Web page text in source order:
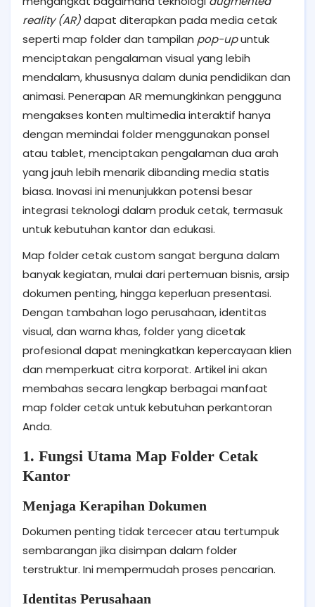
reality (AR)dapat diterapkan pada media cetak
seperti map folder dan tampilan pop-upuntuk
menciptakan pengalaman visual yang lebih
mendalam, khususnya dalam dunia pendidikan dan
animasi. Penerapan AR memungkinkan pengguna
mengakses konten multimedia interaktif hanya
dengan memindai folder menggunakan ponsel
atau tablet, menciptakan pengalaman dua arah
yang jauh lebih menarik dibanding media statis
biasa. Inovasi ini menunjukkan potensi besar
integrasi teknologi dalam produk cetak, termasuk
untuk kebutuhan kantor dan edukasi.
Map folder cetak custom sangat berguna dalam
banyak kegiatan, mulai dari pertemuan bisnis, arsip
dokumen penting, hingga keperluan presentasi.
Dengan tambahan logo perusahaan, identitas
visual, dan warna khas, folder yang dicetak
profesional dapat meningkatkan kepercayaan klien
dan memperkuat citra korporat. Artikel ini akan
membahas secara lengkap berbagai manfaat
map folder cetak untuk kebutuhan perkantoran
Anda.
1. Fungsi Utama Map Folder Cetak
Kantor
Menjaga Kerapihan Dokumen
Dokumen penting tidak tercecer atau tertumpuk
sembarangan jika disimpan dalam folder
terstruktur. Ini mempermudah proses pencarian.
Identitas Perusahaan